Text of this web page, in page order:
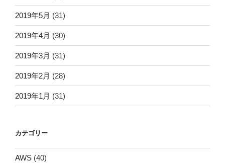
2019年5月 (31)
2019年4月 (30)
2019年3月 (31)
2019年2月 (28)
2019年1月 (31)
カテゴリー
AWS (40)